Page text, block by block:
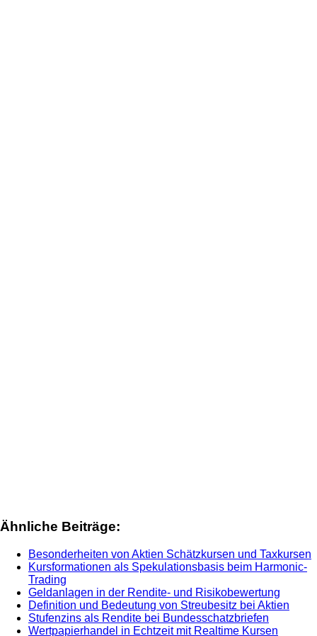
Ähnliche Beiträge:
Besonderheiten von Aktien Schätzkursen und Taxkursen
Kursformationen als Spekulationsbasis beim Harmonic-
Trading
Geldanlagen in der Rendite- und Risikobewertung
Definition und Bedeutung von Streubesitz bei Aktien
Stufenzins als Rendite bei Bundesschatzbriefen
Wertpapierhandel in Echtzeit mit Realtime Kursen